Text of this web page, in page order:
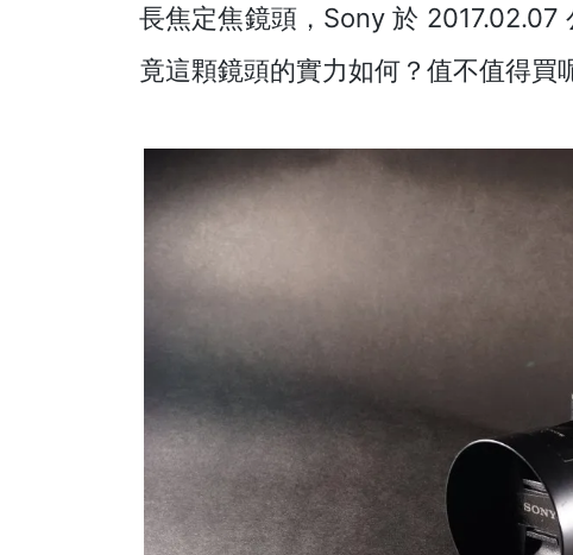
長焦定焦鏡頭，Sony 於
竟這顆鏡頭的實力如何？值不值得買